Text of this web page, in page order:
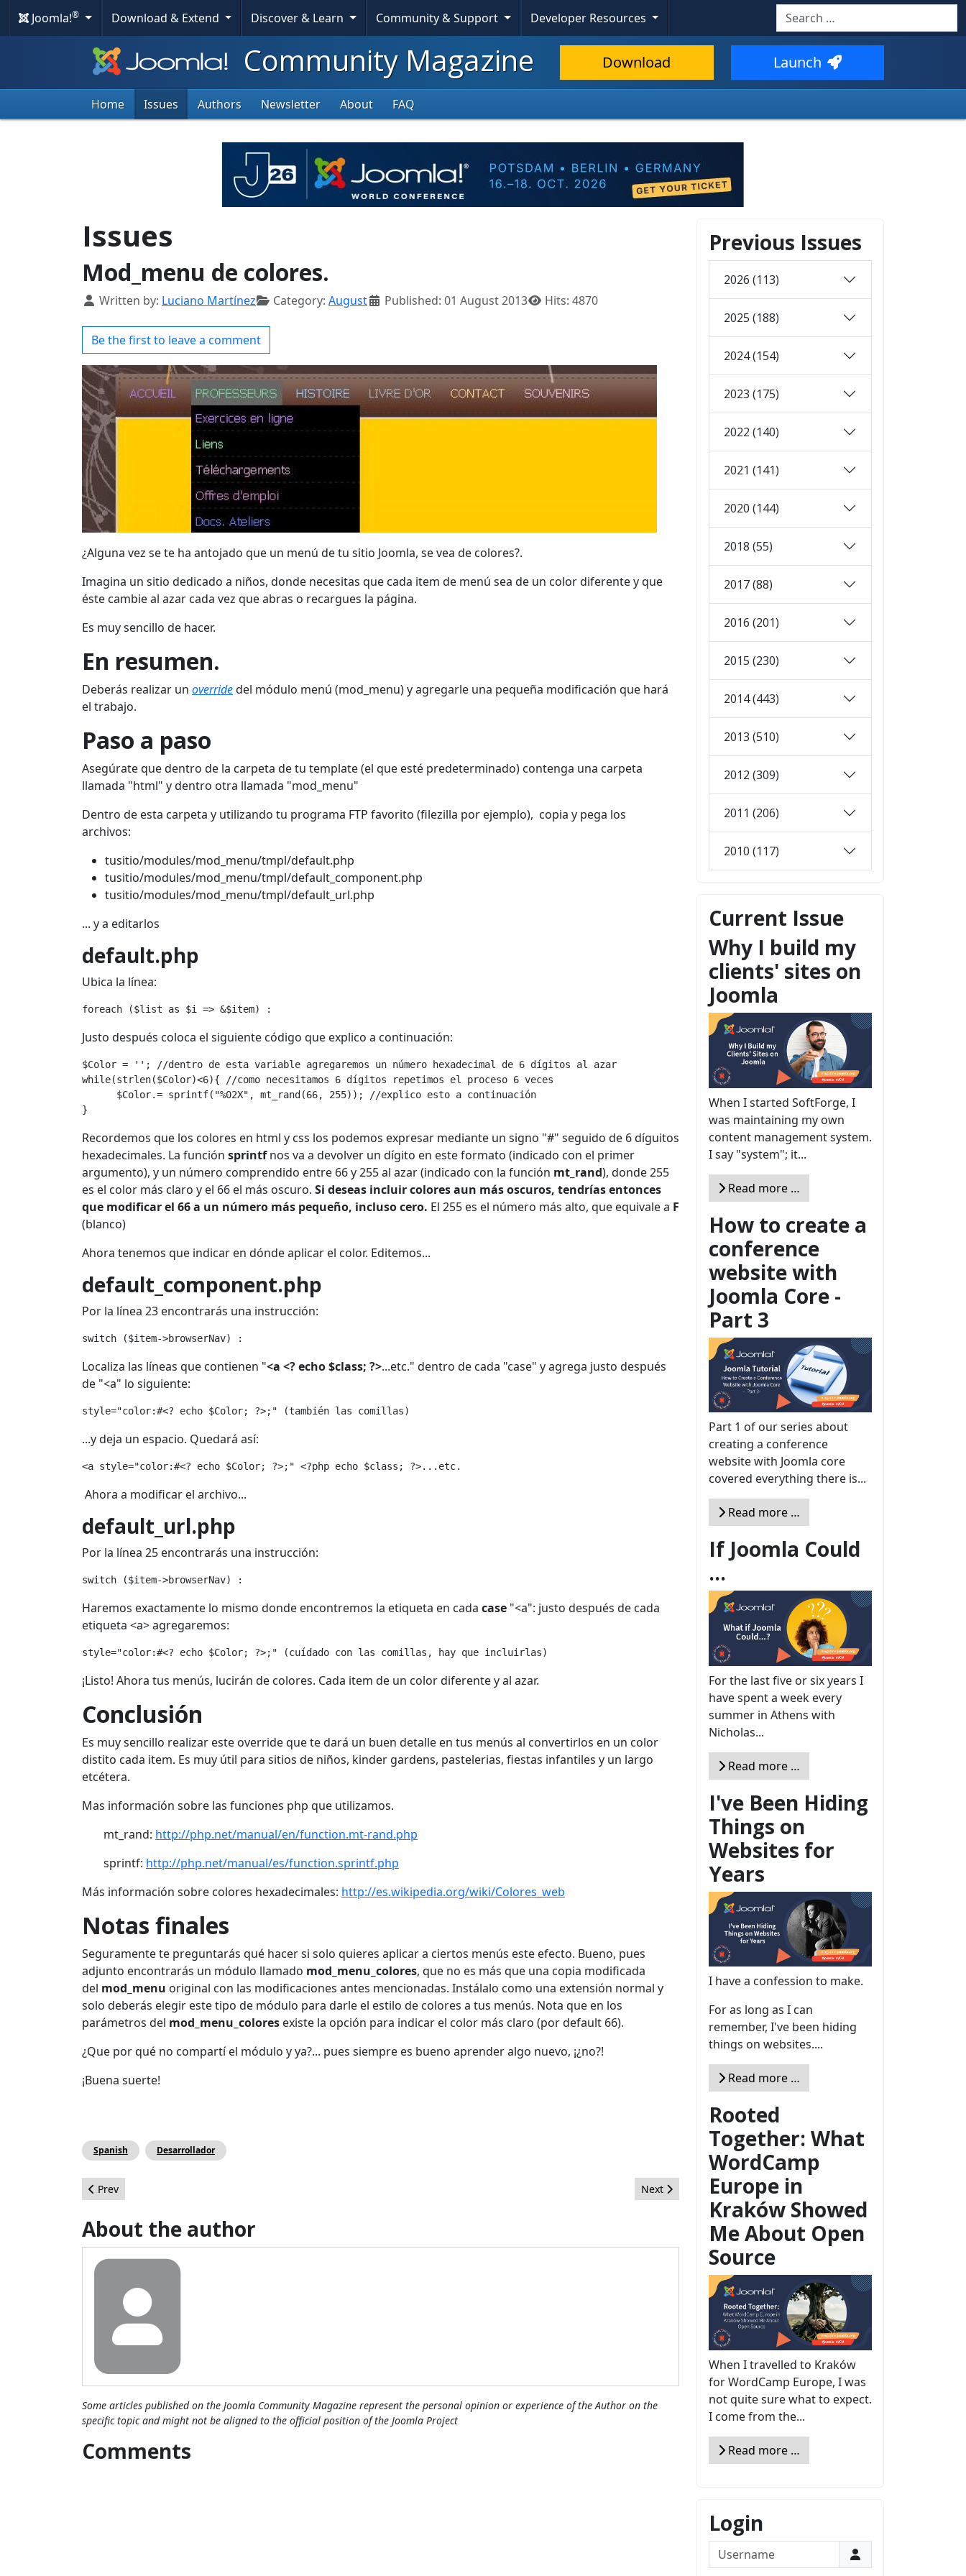
Joomla!® Download & Extend Discover & Learn Community & Support Developer Resources Search
Community Magazine Download Launch
Home Issues Authors Newsletter About FAQ
Issues
Mod_menu de colores.
Details
Written by: Luciano Martínez Category: August Published: 01 August 2013 Hits: 4870
Be the first to leave a comment
¿Alguna vez se te ha antojado que un menú de tu sitio Joomla, se vea de colores?.
Imagina un sitio dedicado a niños, donde necesitas que cada item de menú sea de un color diferente y que
éste cambie al azar cada vez que abras o recargues la página.
Es muy sencillo de hacer.
En resumen.
Deberás realizar un overridedel módulo menú (mod_menu) y agregarle una pequeña modificación que hará
el trabajo.
Paso a paso
Asegúrate que dentro de la carpeta de tu template (el que esté predeterminado) contenga una carpeta
llamada "html" y dentro otra llamada "mod_menu"
Dentro de esta carpeta y utilizando tu programa FTP favorito (filezilla por ejemplo), copia y pega los
archivos:
tusitio/modules/mod_menu/tmpl/default.php
tusitio/modules/mod_menu/tmpl/default_component.php
tusitio/modules/mod_menu/tmpl/default_url.php
... y a editarlos
default.php
Ubica la línea:
foreach ($list as $i => &$item) :
Justo después coloca el siguiente código que explico a continuación:
$Color = ''; //dentro de esta variable agregaremos un número hexadecimal de 6 dígitos al azar
while(strlen($Color)<6){ //como necesitamos 6 dígitos repetimos el proceso 6 veces
$Color.= sprintf("%02X", mt_rand(66, 255)); //explico esto a continuación
}
Recordemos que los colores en html y css los podemos expresar mediante un signo "#" seguido de 6 díguitos
hexadecimales. La función sprintfnos va a devolver un dígito en este formato (indicado con el primer
argumento), y un número comprendido entre 66 y 255 al azar (indicado con la función mt_rand), donde 255
es el color más claro y el 66 el más oscuro. Si deseas incluir colores aun más oscuros, tendrías entonces
que modificar el 66 a un número más pequeño, incluso cero. El 255 es el número más alto, que equivale a F
(blanco)
Ahora tenemos que indicar en dónde aplicar el color. Editemos...
default_component.php
Por la línea 23 encontrarás una instrucción:
switch ($item->browserNav) :
Localiza las líneas que contienen "<a <? echo $class; ?>...etc." dentro de cada "case" y agrega justo después
de "<a" lo siguiente:
style="color:#<? echo $Color; ?>;" (también las comillas)
...y deja un espacio. Quedará así:
<a style="color:#<? echo $Color; ?>;" <?php echo $class; ?>...etc.
Ahora a modificar el archivo...
default_url.php
Por la línea 25 encontrarás una instrucción:
switch ($item->browserNav) :
Haremos exactamente lo mismo donde encontremos la etiqueta en cada case "<a": justo después de cada
etiqueta <a> agregaremos:
style="color:#<? echo $Color; ?>;" (cuídado con las comillas, hay que incluirlas)
¡Listo! Ahora tus menús, lucirán de colores. Cada item de un color diferente y al azar.
Conclusión
Es muy sencillo realizar este override que te dará un buen detalle en tus menús al convertirlos en un color
distito cada item. Es muy útil para sitios de niños, kinder gardens, pastelerias, fiestas infantiles y un largo
etcétera.
Mas información sobre las funciones php que utilizamos.
mt_rand: http://php.net/manual/en/function.mt-rand.php
sprintf: http://php.net/manual/es/function.sprintf.php
Más información sobre colores hexadecimales: http://es.wikipedia.org/wiki/Colores_web
Notas finales
Seguramente te preguntarás qué hacer si solo quieres aplicar a ciertos menús este efecto. Bueno, pues
adjunto encontrarás un módulo llamado mod_menu_colores, que no es más que una copia modificada
del mod_menu original con las modificaciones antes mencionadas. Instálalo como una extensión normal y
solo deberás elegir este tipo de módulo para darle el estilo de colores a tus menús. Nota que en los
parámetros del mod_menu_colores existe la opción para indicar el color más claro (por default 66).
¿Que por qué no compartí el módulo y ya?... pues siempre es bueno aprender algo nuevo, ¡¿no?!
¡Buena suerte!
Spanish Desarrollador
Previous article: Como lograr que tu sitio web cargue en 1.29 segundos
Prev Next article: Wie man die richtige Erweiterung findet - Teil 1:
Next
About the author
Some articles published on the Joomla Community Magazine represent the personal opinion or experience of the Author on the
specific topic and might not be aligned to the official position of the Joomla Project
Comments
Previous Issues
2026 (113)
2025 (188)
2024 (154)
2023 (175)
2022 (140)
2021 (141)
2020 (144)
2018 (55)
2017 (88)
2016 (201)
2015 (230)
2014 (443)
2013 (510)
2012 (309)
2011 (206)
2010 (117)
Current Issue
Why I build my
clients' sites on
Joomla
When I started SoftForge, I
was maintaining my own
content management system.
I say "system"; it...
Read more …
How to create a
conference
website with
Joomla Core -
Part 3
Part 1 of our series about
creating a conference
website with Joomla core
covered everything there is...
Read more …
If Joomla Could
...
For the last five or six years I
have spent a week every
summer in Athens with
Nicholas...
Read more …
I've Been Hiding
Things on
Websites for
Years
I have a confession to make.
For as long as I can
remember, I've been hiding
things on websites....
Read more …
Rooted
Together: What
WordCamp
Europe in
Kraków Showed
Me About Open
Source
When I travelled to Kraków
for WordCamp Europe, I was
not quite sure what to expect.
I come from the...
Read more …
Login
Username